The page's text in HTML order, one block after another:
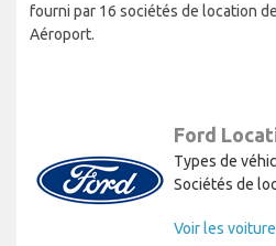
fourni par 16 sociétés de location
Aéroport.
Ford
Types de
Sociétés de
Voir les